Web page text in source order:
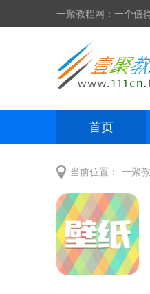
一聚教程网：一个值
首页
当前位置： 一聚